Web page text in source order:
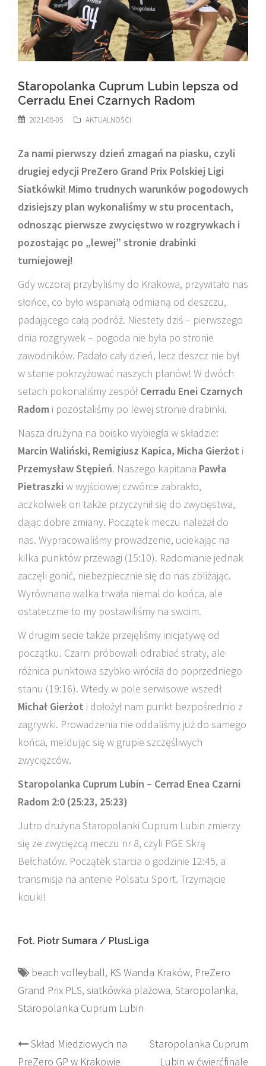
Staropolanka Cuprum Lubin lepsza od
Cerradu Enei Czarnych Radom
2021-08-05 AKTUALNOŚCI
Za nami pierwszy dzień zmagań na piasku, czyli
drugiej edycji PreZero Grand Prix Polskiej Ligi
Siatkówki! Mimo trudnych warunków pogodowych
dzisiejszy plan wykonaliśmy w stu procentach,
odnosząc pierwsze zwycięstwo w rozgrywkach i
pozostając po „lewej” stronie drabinki
turniejowej!
Gdy wczoraj przybyliśmy do Krakowa, przywitało nas
słońce, co było wspaniałą odmianą od deszczu,
padającego całą podróż. Niestety dziś – pierwszego
dnia rozgrywek – pogoda nie była po stronie
zawodników. Padało cały dzień, lecz deszcz nie był
w stanie pokrzyżować naszych planów! W dwóch
setach pokonaliśmy zespół Cerradu Enei Czarnych
Radom i pozostaliśmy po lewej stronie drabinki.
Nasza drużyna na boisko wybiegła w składzie:
Marcin Waliński, Remigiusz Kapica, Micha Gierżot i
Przemysław Stępień. Naszego kapitana Pawła
Pietraszki w wyjściowej czwórce zabrakło,
aczkolwiek on także przyczynił się do zwycięstwa,
dając dobre zmiany. Początek meczu należał do
nas. Wypracowaliśmy prowadzenie, uciekając na
kilka punktów przewagi (15:10). Radomianie jednak
zaczęli gonić, niebezpiecznie się do nas zbliżając.
Wyrównana walka trwała niemal do końca, ale
ostatecznie to my postawiliśmy na swoim.
W drugim secie także przejęliśmy inicjatywę od
początku. Czarni próbowali odrabiać straty, ale
różnica punktowa szybko wróciła do poprzedniego
stanu (19:16). Wtedy w pole serwisowe wszedł
Michał Gierżot i dołożył nam punkt bezpośrednio z
zagrywki. Prowadzenia nie oddaliśmy już do samego
końca, meldując się w grupie szczęśliwych
zwycięzców.
Staropolanka Cuprum Lubin – Cerrad Enea Czarni
Radom 2:0 (25:23, 25:23)
Jutro drużyna Staropolanki Cuprum Lubin zmierzy
się ze zwycięzcą meczu nr 8, czyli PGE Skrą
Bełchatów. Początek starcia o godzinie 12:45, a
transmisja na antenie Polsatu Sport. Trzymajcie
kciuki!
Fot. Piotr Sumara / PlusLiga
beach volleyball, KS Wanda Kraków, PreZero
Grand Prix PLS, siatkówka plażowa, Staropolanka,
Staropolanka Cuprum Lubin
Post
Skład Miedziowych na
PreZero GP w Krakowie
Staropolanka Cuprum
Lubin w ćwierćfinale